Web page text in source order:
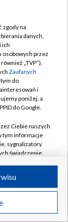
zgody na
danych,
ich
osobowych przez
„TVP”),
Zaufanych
do
i
poniżej, a
do Google.
Ciebie naszych
tym informacje
sygnalizatory
świadczenie
Ciebie
identyfikatory